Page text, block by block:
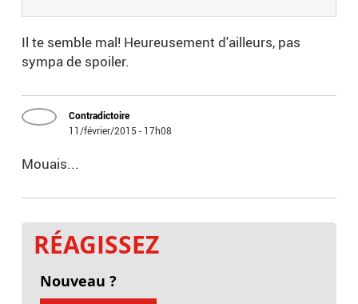
Il te semble mal! Heureusement d'ailleurs, pas
sympa de spoiler.
Contradictoire
11/février/2015 - 17h08
Mouais...
RÉAGISSEZ
Nouveau ?